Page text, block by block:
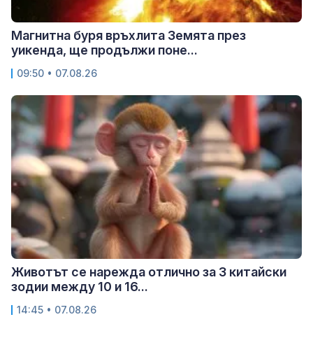
Магнитна буря връхлита Земята през
уикенда, ще продължи поне...
09:50 • 07.08.26
Животът се нарежда отлично за 3 китайски
зодии между 10 и 16...
14:45 • 07.08.26